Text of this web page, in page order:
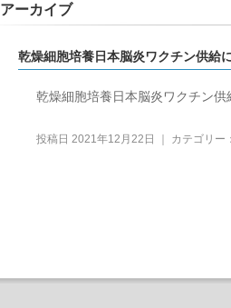
アーカイブ
乾燥細胞培養日本脳炎ワクチン供給
乾燥細胞培養日本脳炎ワクチン供
投稿日 2021年12月22日 ｜ カテゴリー：